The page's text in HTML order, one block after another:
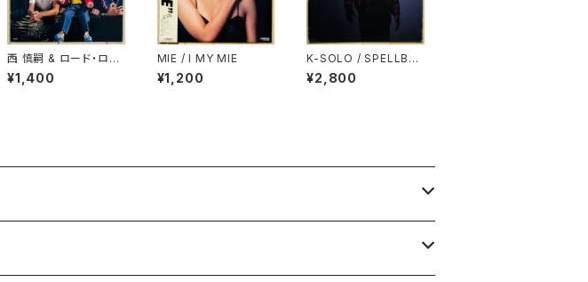
西 慎嗣 & ロード・ロー
ド・ローディ・ミス・クロ
ーディ・グループ / DO
¥1,400
MIE / I MY MIE
¥1,200
K-SOLO / SPELLBO
UND
¥2,800